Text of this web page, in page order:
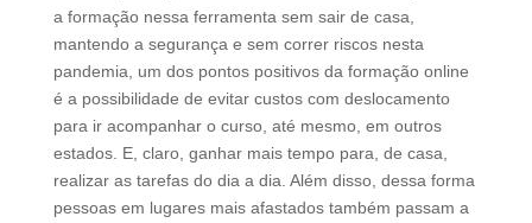
a formação nessa ferramenta sem sair de casa,
mantendo a segurança e sem correr riscos nesta
pandemia, um dos pontos positivos da formação online
é a possibilidade de evitar custos com deslocamento
para ir acompanhar o curso, até mesmo, em outros
estados. E, claro, ganhar mais tempo para, de casa,
realizar as tarefas do dia a dia. Além disso, dessa forma
pessoas em lugares mais afastados também passam a